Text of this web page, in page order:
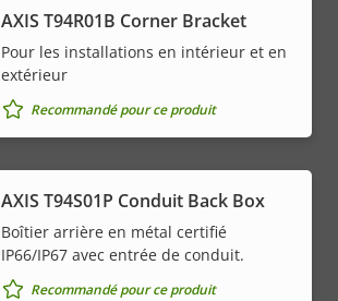
AXIS T94R01B Corner Bracket
Pour les installations en intérieur et en
extérieur
Recommandé pour ce produit
AXIS T94S01P Conduit Back Box
Boîtier arrière en métal certifié
IP66/IP67 avec entrée de conduit.
Recommandé pour ce produit